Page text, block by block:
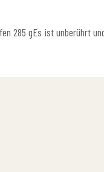
285 gEs ist unberührt